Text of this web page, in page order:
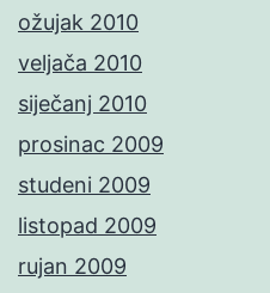
ožujak 2010
veljača 2010
siječanj 2010
prosinac 2009
studeni 2009
listopad 2009
rujan 2009